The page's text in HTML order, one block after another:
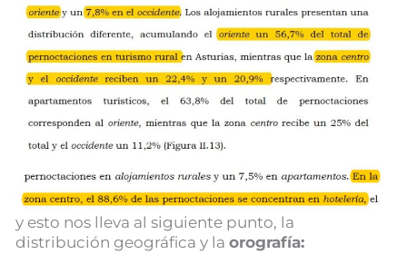
y esto nos lleva al siguiente punto, la
distribución geográfica y la orografía: